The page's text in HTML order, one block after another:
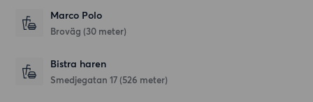
Marco Polo
Broväg (30 meter)
Bistra haren
Smedjegatan 17 (526 meter)